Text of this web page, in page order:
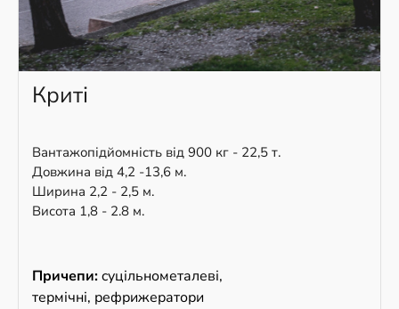
Криті
Вантажопідйомність від 900 кг - 22,5 т.
Довжина від 4,2 -13,6 м.
Ширина 2,2 - 2,5 м.
Висота 1,8 - 2.8 м.
Причепи:cуцільнометалеві,
термічні, рефрижератори